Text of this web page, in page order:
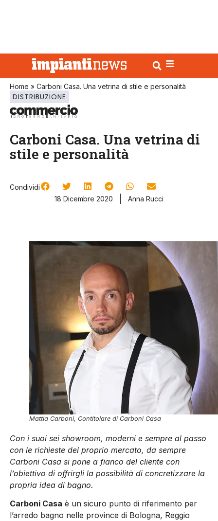
Home » Carboni Casa. Una vetrina di stile e personalità
DISTRIBUZIONE
Carboni Casa. Una vetrina di
stile e personalità
Condividi
18 Dicembre 2020
Anna Rucci
Mattia Carboni, Contitolare di Carboni Casa
Con i suoi sei showroom, moderni e sempre al passo
con le richieste del proprio mercato, da sempre
Carboni Casa si pone a fianco del cliente con
l’obiettivo di offrirgli la possibilità di concretizzare la
propria idea di bagno.
Carboni Casa è un sicuro punto di riferimento per
l’arredo bagno nelle province di Bologna, Reggio